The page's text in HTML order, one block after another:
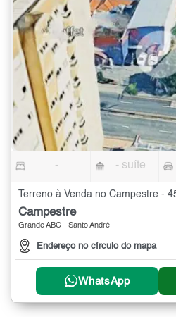
- - suíte
Terreno à Venda no Campestre -
Campestre
Grande ABC - Santo André
Endereço no círculo do mapa
WhatsApp